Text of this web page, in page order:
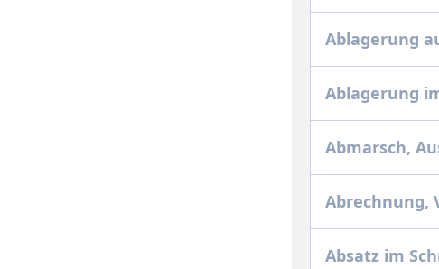
Ablagerung
Ablagerung
Abmarsch,
Abrechnung,
Absatz im